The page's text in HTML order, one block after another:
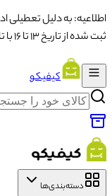
اطلاعیه: به دلیل تعطیلی
ثبت شده از تاریخ ۱۳ تا ۱۶ با تاخیر ارسال خواهند شد.
کیفیکو
دسته‌بندی‌ها